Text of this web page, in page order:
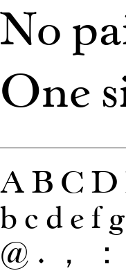
No
One
@.，